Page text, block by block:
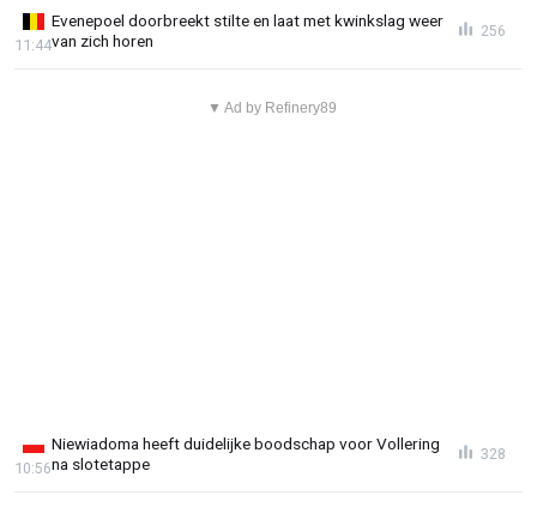
Evenepoel doorbreekt stilte en laat met kwinkslag weer
van zich horen
11:44
256
▼ Ad by Refinery89
Niewiadoma heeft duidelijke boodschap voor Vollering
na slotetappe
10:56
328